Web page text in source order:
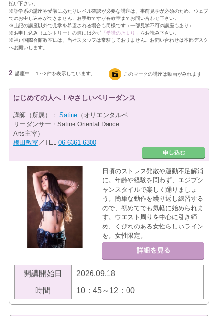
払い下さい。
※語学系の講座や受講にあたりレベル確認が必要な講座は、事前見学が必須のため、ウェブ
でのお申し込みができません。お手数ですが各教室までお問い合わせ下さい。
※上記の講座以外で見学を希望される場合も同様です（一部見学不可の講座もあり）
※お申し込み（エントリー）の際には必ず「受講のきまり」 をお読み下さい。
※神戸国際会館教室には、当社スタッフは常駐しておりません。お問い合わせは本部デスク
へお願いします。
2 講座中 1～2件を表示しています。 このマークの講座は動画がみれます
はじめての人へ！やさしいベリーダンス
講師（所属）： Satine（オリエンタルベ
リーダンサー・Satine Oriental Dance
Arts主宰）
梅田教室 ／TEL 06-6361-6300
日頃のストレス発散や運動不足解消
に。年齢や経験を問わず、エジプシ
ャンスタイルで楽しく踊りましょ
う。簡単な動作を繰り返し練習する
ので、初めてでも気軽に始められま
す。ウエスト周りを中心に引き締
め、くびれのある女性らしいライン
を。女性限定。
開講開始日 2026.09.18
時間 10：45～12：00